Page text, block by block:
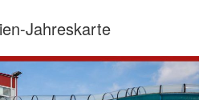
Jahreskarte